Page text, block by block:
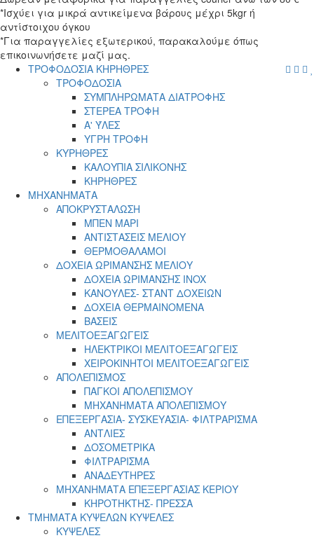
*Ισχύει για μικρά αντικείμενα βάρους μέχρι 5kgr ή
αντίστοιχου όγκου
*Για παραγγελίες εξωτερικού, παρακαλούμε όπως
επικοινωνήσετε μαζί μας.
menu
search
cart
ΤΡΟΦΟΔΟΣΙΑ ΚΗΡΗΘΡΕΣ
ΤΡΟΦΟΔΟΣΙΑ
ΣΥΜΠΛΗΡΩΜΑΤΑ ΔΙΑΤΡΟΦΗΣ
ΣΤΕΡΕΑ ΤΡΟΦΗ
Α' ΎΛΕΣ
ΥΓΡΗ ΤΡΟΦΗ
ΚΥΡΗΘΡΕΣ
ΚΑΛΟΥΠΙΑ ΣΙΛΙΚΟΝΗΣ
ΚΗΡΗΘΡΕΣ
ΜΗΧΑΝΗΜΑΤΑ
ΑΠΟΚΡΥΣΤΑΛΩΣΗ
ΜΠΕΝ ΜΑΡΙ
ΑΝΤΙΣΤΑΣΕΙΣ ΜΕΛΙΟΥ
ΘΕΡΜΟΘΑΛΑΜΟΙ
ΔΟΧΕΙΑ ΩΡΙΜΑΝΣΗΣ ΜΕΛΙΟΥ
ΔΟΧΕΙΑ ΩΡΙΜΑΝΣΗΣ INOX
ΚΑΝΟΥΛΕΣ- ΣΤΑΝΤ ΔΟΧΕΙΩΝ
ΔΟΧΕΙΑ ΘΕΡΜΑΙΝΟΜΕΝΑ
ΒΑΣΕΙΣ
ΜΕΛΙΤΟΕΞΑΓΩΓΕΙΣ
ΗΛΕΚΤΡΙΚΟΙ ΜΕΛΙΤΟΕΞΑΓΩΓΕΙΣ
ΧΕΙΡΟΚΙΝΗΤΟΙ ΜΕΛΙΤΟΕΞΑΓΩΓΕΙΣ
ΑΠΟΛΕΠΙΣΜΟΣ
ΠΑΓΚΟΙ ΑΠΟΛΕΠΙΣΜΟΥ
ΜΗΧΑΝΗΜΑΤΑ ΑΠΟΛΕΠΙΣΜΟΥ
ΕΠΕΞΕΡΓΑΣΙΑ- ΣΥΣΚΕΥΑΣΙΑ- ΦΙΛΤΡΑΡΙΣΜΑ
ΑΝΤΛΙΕΣ
ΔΟΣΟΜΕΤΡΙΚΑ
ΦΙΛΤΡΑΡΙΣΜΑ
ΑΝΑΔΕΥΤΗΡΕΣ
ΜΗΧΑΝΗΜΑΤΑ ΕΠΕΞΕΡΓΑΣΙΑΣ ΚΕΡΙΟΥ
ΚΗΡΟΤΗΚΤΗΣ- ΠΡΕΣΣΑ
ΤΜΗΜΑΤΑ ΚΥΨΕΛΩΝ ΚΥΨΕΛΕΣ
ΚΥΨΕΛΕΣ